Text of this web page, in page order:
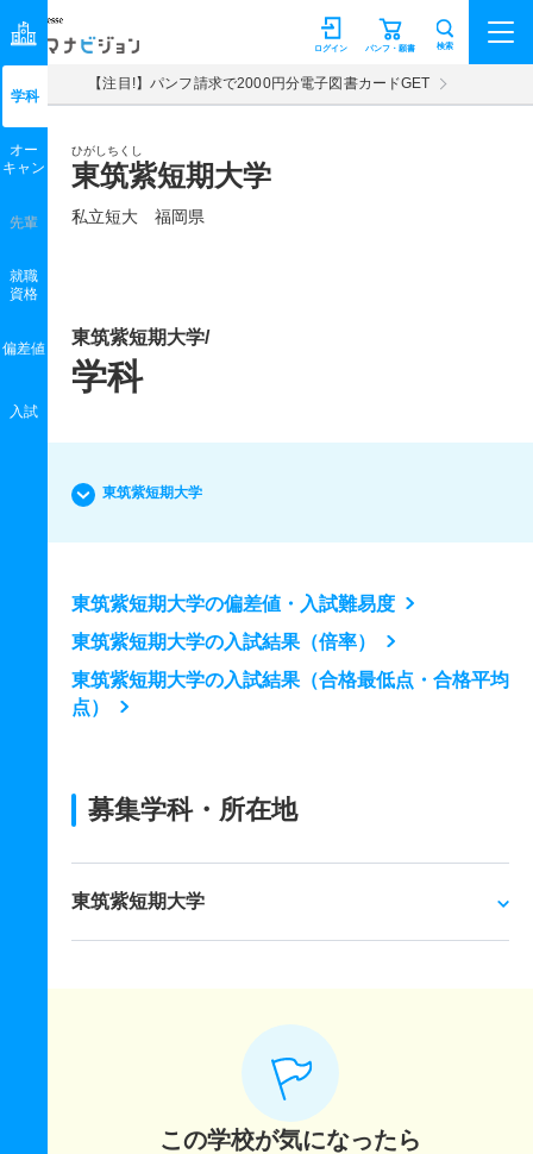
マナビジョン パンフ・願書
ログイン 検索
【注目!】パンフ請求で2000円分電子図書カードGET
ひがしちくし
東筑紫短期大学
私立短大 福岡県
学科
オー
キャン
先輩
就職
資格
偏差値
入試
東筑紫短期大学/
学科
東筑紫短期大学
東筑紫短期大学の偏差値・入試難易度
東筑紫短期大学の入試結果（倍率）
東筑紫短期大学の入試結果（合格最低点・合格平均
点）
募集学科・所在地
東筑紫短期大学
この学校が気になったら